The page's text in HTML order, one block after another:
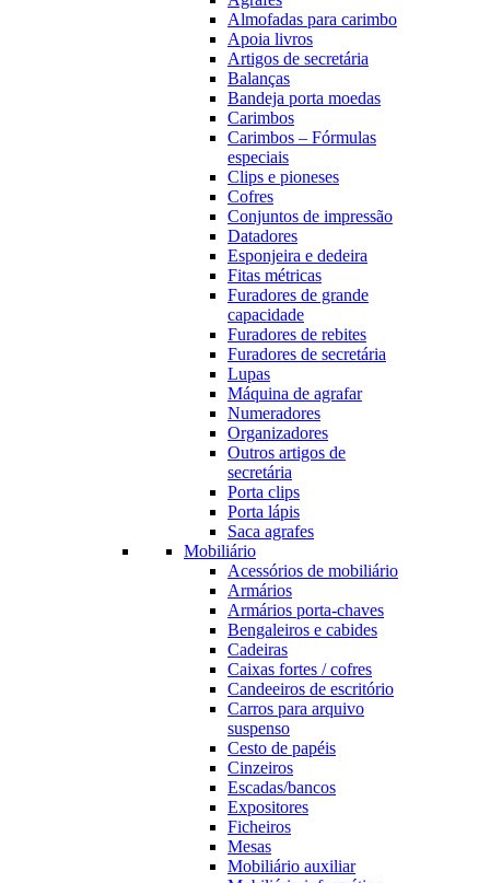
Almofadas para carimbo
Apoia livros
Artigos de secretária
Balanças
Bandeja porta moedas
Carimbos
Carimbos – Fórmulas
especiais
Clips e pioneses
Cofres
Conjuntos de impressão
Datadores
Esponjeira e dedeira
Fitas métricas
Furadores de grande
capacidade
Furadores de rebites
Furadores de secretária
Lupas
Máquina de agrafar
Numeradores
Organizadores
Outros artigos de
secretária
Porta clips
Porta lápis
Saca agrafes
Mobiliário
Acessórios de mobiliário
Armários
Armários porta-chaves
Bengaleiros e cabides
Cadeiras
Caixas fortes / cofres
Candeeiros de escritório
Carros para arquivo
suspenso
Cesto de papéis
Cinzeiros
Escadas/bancos
Expositores
Ficheiros
Mesas
Mobiliário auxiliar